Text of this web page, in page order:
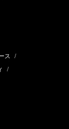
ス /
/